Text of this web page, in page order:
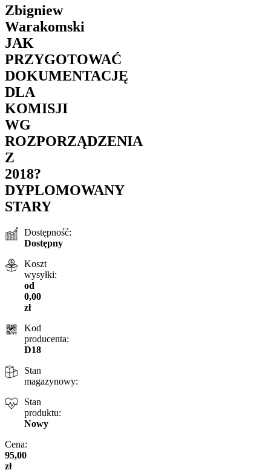
Zbigniew
Warakomski
JAK
PRZYGOTOWAĆ
DOKUMENTACJĘ
DLA
KOMISJI
WG
ROZPORZĄDZENIA
Z
2018?
DYPLOMOWANY
STARY
Dostępność:
Dostępny
Koszt
wysyłki:
od
0,00
zł
Kod
producenta:
D18
Stan
magazynowy:
Stan
produktu:
Nowy
Cena:
95,00
zł